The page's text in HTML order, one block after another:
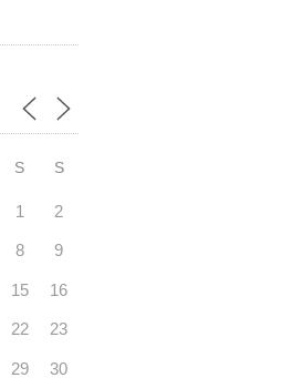
S S
1 2
8 9
15 16
22 23
29 30